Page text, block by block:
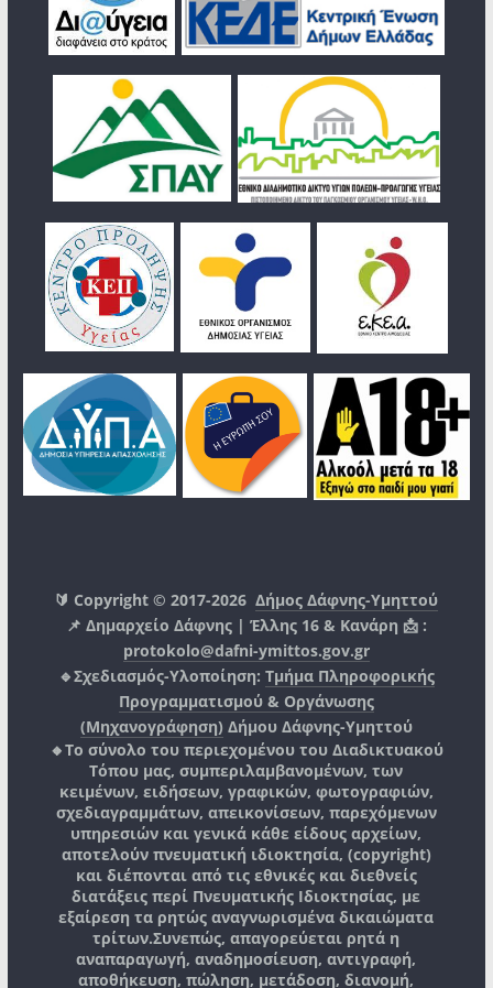
🔰 Copyright © 2017-2026Δήμος Δάφνης-Υμηττού
📌 Δημαρχείο Δάφνης | Έλλης 16 & Κανάρη 📩 :
protokolo@dafni-ymittos.gov.gr
🔹Σχεδιασμός-Υλοποίηση: Τμήμα Πληροφορικής
Προγραμματισμού & Οργάνωσης
(Μηχανογράφηση) Δήμου Δάφνης-Υμηττού
🔸Το σύνολο του περιεχομένου του Διαδικτυακού
Τόπου μας, συμπεριλαμβανομένων, των
κειμένων, ειδήσεων, γραφικών, φωτογραφιών,
σχεδιαγραμμάτων, απεικονίσεων, παρεχόμενων
υπηρεσιών και γενικά κάθε είδους αρχείων,
αποτελούν πνευματική ιδιοκτησία, (copyright)
και διέπονται από τις εθνικές και διεθνείς
διατάξεις περί Πνευματικής Ιδιοκτησίας, με
εξαίρεση τα ρητώς αναγνωρισμένα δικαιώματα
τρίτων.Συνεπώς, απαγορεύεται ρητά η
αναπαραγωγή, αναδημοσίευση, αντιγραφή,
αποθήκευση, πώληση, μετάδοση, διανομή,